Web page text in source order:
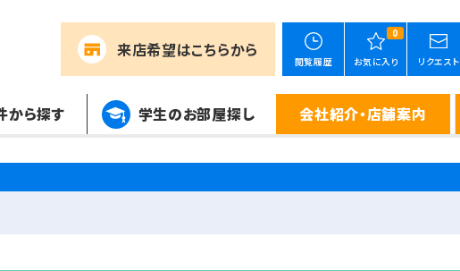
来店希望はこちらから
閲覧履歴
0
お気に入り リクエスト
から探す 学生のお部屋探し 会社紹介・店舗案内